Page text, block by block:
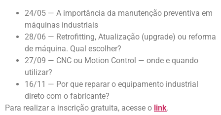
24/05 — A importância da manutenção preventiva em
máquinas industriais
28/06 — Retrofitting, Atualização (upgrade) ou reforma
de máquina. Qual escolher?
27/09 — CNC ou Motion Control — onde e quando
utilizar?
16/11 — Por que reparar o equipamento industrial
direto com o fabricante?
Para realizar a inscrição gratuita, acesse o link.